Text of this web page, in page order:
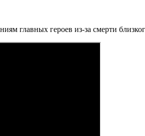
главных героев из-за смерти